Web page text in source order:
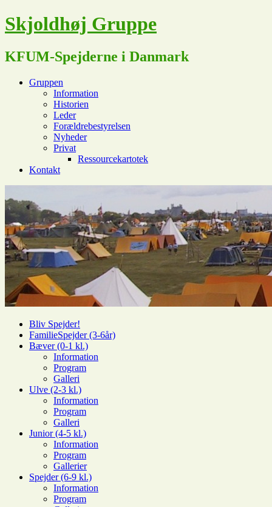
Skjoldhøj Gruppe
KFUM-Spejderne i Danmark
Gruppen
Information
Historien
Leder
Forældrebestyrelsen
Nyheder
Privat
Ressourcekartotek
Kontakt
Bliv Spejder!
FamilieSpejder (3-6år)
Bæver (0-1 kl.)
Information
Program
Galleri
Ulve (2-3 kl.)
Information
Program
Galleri
Junior (4-5 kl.)
Information
Program
Gallerier
Spejder (6-9 kl.)
Information
Program